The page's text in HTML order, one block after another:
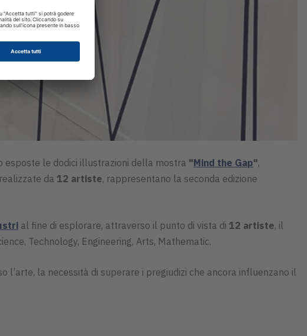
esposte le dodici illustrazioni della mostra "Mind the Gap",
da 12 artiste, rappresentano la seconda edizione
al fine di esplorare, attraverso il punto di vista di 12 artiste, il
Technology, Engineering, Arts, Mathematic.
l’arte, la necessità di superare i pregiudizi che ancora influenzano il